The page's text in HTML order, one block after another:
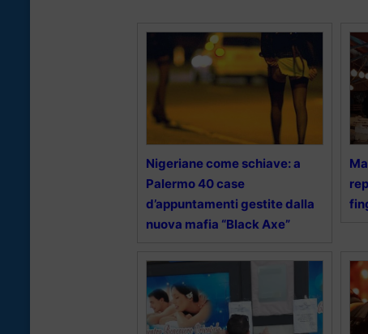
Nigeriane come schiave: a
Palermo 40 case
d’appuntamenti gestite dalla
nuova mafia “Black Axe”